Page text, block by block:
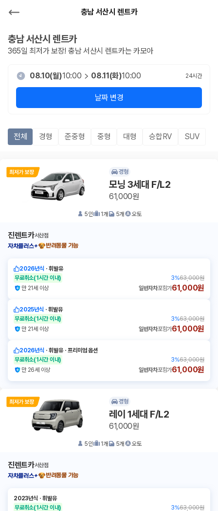
충남 서산시 렌트카
충남 서산시 렌트카
365일 최저가 보장! 충남 서산시 렌트카는 카모아
08.10(월)10:00 08.11(화)10:00 24시간
날짜 변경
전체 경형 준중형 중형 대형 승합RV SUV
경형
모닝 3세대 F/L2
61,000원
5인 1개 5개 오토
진렌트카서산점
자차플러스+
반려동물 가능
2026년식 ㆍ휘발유
무료취소(1시간 이내) 3%63,000원
만 21세 이상
일반자차포함가61,000원
2025년식 ㆍ휘발유
무료취소(1시간 이내) 3%63,000원
만 21세 이상
일반자차포함가61,000원
2026년식 ㆍ휘발유ㆍ프리미엄 옵션
무료취소(1시간 이내) 3%63,000원
만 26세 이상
일반자차포함가61,000원
경형
레이 1세대 F/L2
61,000원
5인 1개 5개 오토
진렌트카서산점
자차플러스+
반려동물 가능
2023년식 ㆍ휘발유
무료취소(1시간 이내) 3%63,000원